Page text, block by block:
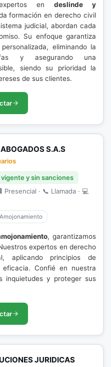
en deslinde y
formación en derecho civil
judicial, abordan cada
Su enfoque garantiza
eliminando la
y asegurando una
siendo su prioridad la
de sus clientes.
S.A.S
y sin sanciones
· 📞 Llamada · 💻
, garantizamos
expertos en derecho
aplicando principios de
Confié en nuestra
inquietudes y proteger sus
JURIDICAS